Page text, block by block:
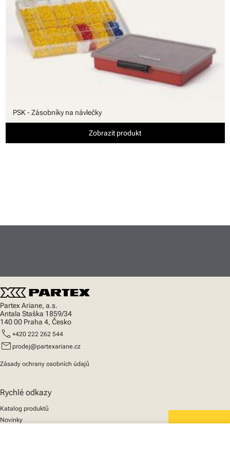
PSK - Zásobníky na návlečky
Zobrazit produkt
Partex Ariane, a.s.
Antala Staška 1859/34
140 00 Praha 4, Česko
call +420 222 262 544
mail prodej@partexariane.cz
Zásady ochrany osobních údajů
Rychlé odkazy
Katalog produktů
Novinky